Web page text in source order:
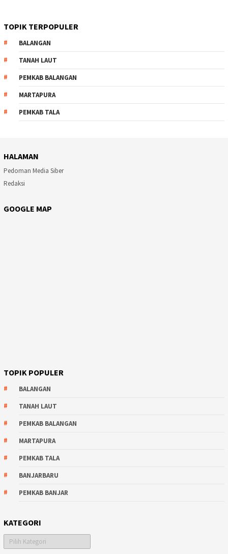
TOPIK TERPOPULER
BALANGAN
TANAH LAUT
PEMKAB BALANGAN
MARTAPURA
PEMKAB TALA
HALAMAN
Pedoman Media Siber
Redaksi
GOOGLE MAP
TOPIK POPULER
BALANGAN
TANAH LAUT
PEMKAB BALANGAN
MARTAPURA
PEMKAB TALA
BANJARBARU
PEMKAB BANJAR
KATEGORI
Kategori